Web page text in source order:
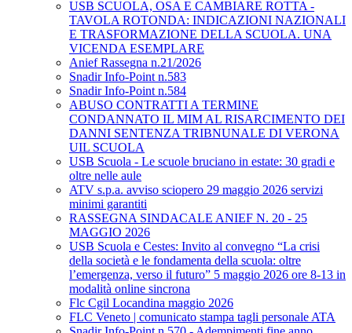
USB SCUOLA, OSA E CAMBIARE ROTTA -
TAVOLA ROTONDA: INDICAZIONI NAZIONALI
E TRASFORMAZIONE DELLA SCUOLA. UNA
VICENDA ESEMPLARE
Anief Rassegna n.21/2026
Snadir Info-Point n.583
Snadir Info-Point n.584
ABUSO CONTRATTI A TERMINE
CONDANNATO IL MIM AL RISARCIMENTO DEI
DANNI SENTENZA TRIBNUNALE DI VERONA
UIL SCUOLA
USB Scuola - Le scuole bruciano in estate: 30 gradi e
oltre nelle aule
ATV s.p.a. avviso sciopero 29 maggio 2026 servizi
minimi garantiti
RASSEGNA SINDACALE ANIEF N. 20 - 25
MAGGIO 2026
USB Scuola e Cestes: Invito al convegno “La crisi
della società e le fondamenta della scuola: oltre
l’emergenza, verso il futuro” 5 maggio 2026 ore 8-13 in
modalità online sincrona
Flc Cgil Locandina maggio 2026
FLC Veneto | comunicato stampa tagli personale ATA